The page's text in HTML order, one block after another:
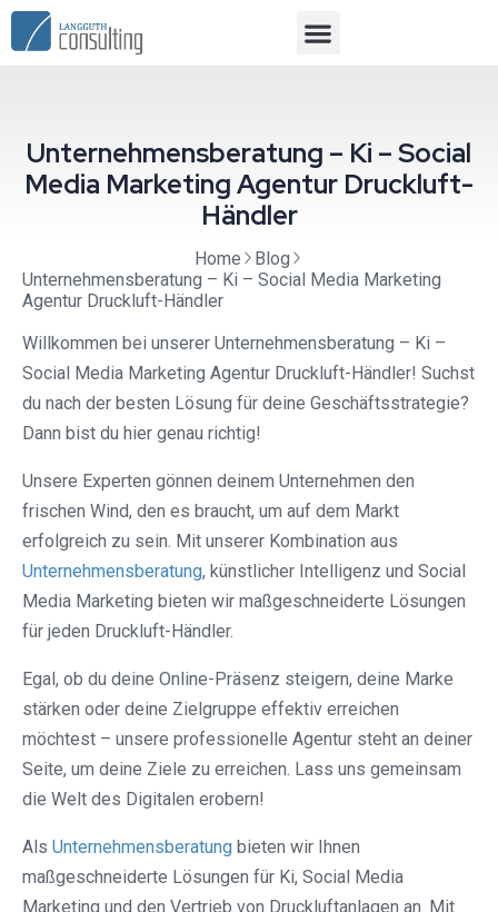
Unternehmensberatung – Ki – Social
Media Marketing Agentur Druckluft-
Händler
Home
Blog
Unternehmensberatung – Ki – Social Media Marketing
Agentur Druckluft-Händler
Willkommen bei unserer Unternehmensberatung – Ki –
Social Media Marketing Agentur Druckluft-Händler! Suchst
du nach der besten Lösung für deine Geschäftsstrategie?
Dann bist du hier genau richtig!
Unsere Experten gönnen deinem Unternehmen den
frischen Wind, den es braucht, um auf dem Markt
erfolgreich zu sein. Mit unserer Kombination aus
Unternehmensberatung, künstlicher Intelligenz und Social
Media Marketing bieten wir maßgeschneiderte Lösungen
für jeden Druckluft-Händler.
Egal, ob du deine Online-Präsenz steigern, deine Marke
stärken oder deine Zielgruppe effektiv erreichen
möchtest – unsere professionelle Agentur steht an deiner
Seite, um deine Ziele zu erreichen. Lass uns gemeinsam
die Welt des Digitalen erobern!
Als Unternehmensberatung bieten wir Ihnen
maßgeschneiderte Lösungen für Ki, Social Media
Marketing und den Vertrieb von Druckluftanlagen an. Mit